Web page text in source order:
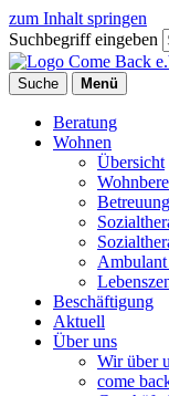
zum Inhalt springen
Suchbegriff eingeben
Suche Menü
Beratung
Wohnen
Übersicht
Ambulant
Beschäftigung
Aktuell
Über uns
Wir über
come